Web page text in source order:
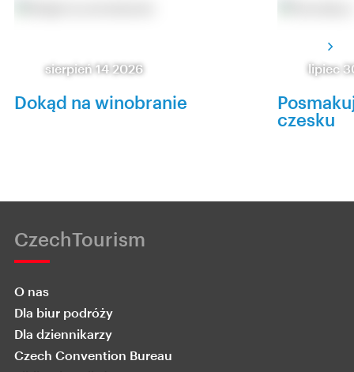
sierpień 14 2026
Dokąd na winobranie
lipiec
czesku
CzechTourism
O nas
Dla biur podróży
Dla dziennikarzy
Czech Convention Bureau